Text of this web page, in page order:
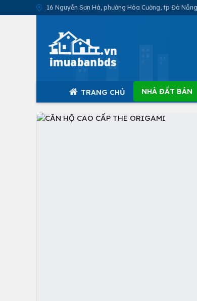
16 Nguyễn Sơn Hà, phường Hòa Cường, tp Đà Nẵng
TRANG CHỦ NHÀ ĐẤT BÁN